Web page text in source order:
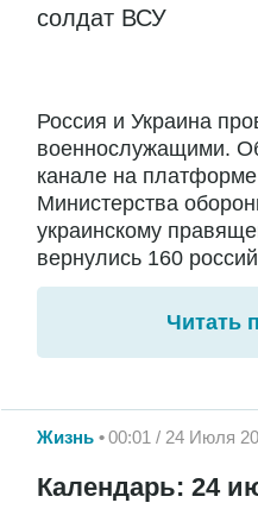
солдат ВСУ
Россия и Украина
военнослужащими.
канале на
Министерства
украинскому
вернулись 160
Читать
Жизнь 00:01 / 24 Июля
Календарь: 24